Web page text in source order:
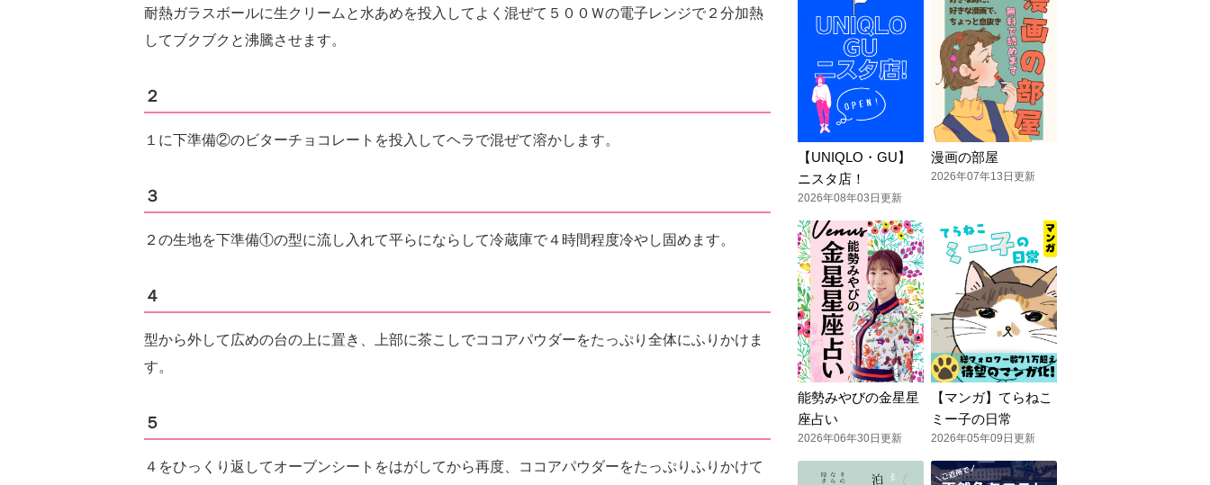
耐熱ガラスボールに生クリームと水あめを投入してよく混ぜて５００Ｗの電子レンジで２分加熱
してブクブクと沸騰させます。
２
１に下準備②のビターチョコレートを投入してヘラで混ぜて溶かします。
３
２の生地を下準備①の型に流し入れて平らにならして冷蔵庫で４時間程度冷やし固めます。
４
型から外して広めの台の上に置き、上部に茶こしでココアパウダーをたっぷり全体にふりかけま
す。
５
４をひっくり返してオーブンシートをはがしてから再度、ココアパウダーをたっぷりふりかけて
【UNIQLO・GU】
ニスタ店！
2026年08年03日更新
漫画の部屋
2026年07年13日更新
能勢みやびの金星星
座占い
2026年06年30日更新
【マンガ】てらねこ
ミー子の日常
2026年05年09日更新